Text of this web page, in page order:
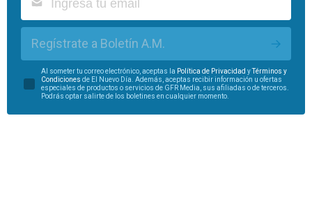
Regístrate a Boletín A.M.
Al someter tu correo electrónico, aceptas la Política de Privacidad yTérminos y
Condiciones de El Nuevo Día. Además, aceptas recibir información u ofertas
especiales de productos o servicios de GFR Media, sus afiliadas o de terceros.
Podrás optar salirte de los boletines en cualquier momento.